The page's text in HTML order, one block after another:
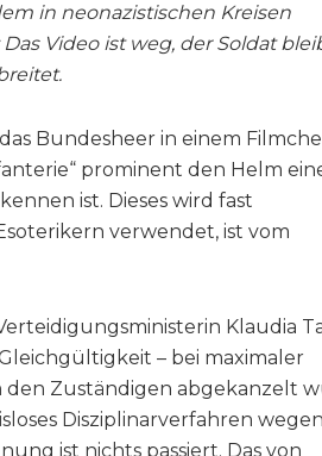
in neonazistischen Kreisen
Video ist weg, der Soldat
Bundesheer in einem
prominent den Helm
ist. Dieses wird fast
verwendet, ist vom
Klaudia
– bei maximaler
den Zuständigen abgekanzelt
Disziplinarverfahren wegen
ist nichts passiert. Das von